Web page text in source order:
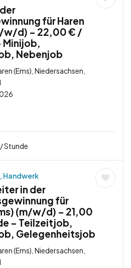
für Haren
w/d) – 22,00 € /
Minijob,
Nebenjob
(Ems), Niedersachsen,
/ Stunde
Handwerk
in der
für
(m/w/d) – 21,00
– Teilzeitjob,
Gelegenheitsjob
(Ems), Niedersachsen,